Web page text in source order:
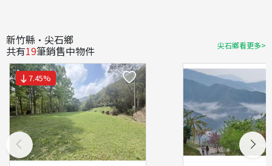
新竹縣·尖石鄉
共有19筆銷售中物件 尖石鄉看更多>
7.45%